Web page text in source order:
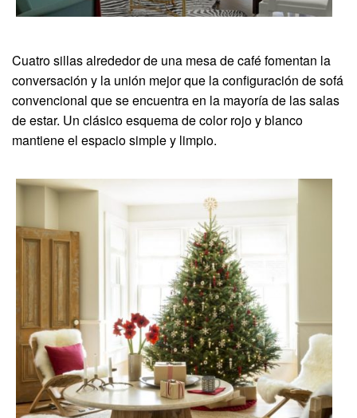
Cuatro sillas alrededor de una mesa de café fomentan la
conversación y la unión mejor que la configuración de sofá
convencional que se encuentra en la mayoría de las salas
de estar. Un clásico esquema de color rojo y blanco
mantiene el espacio simple y limpio.